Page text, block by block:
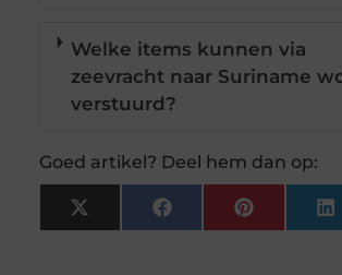
Welke items kunnen via
zeevracht naar Suriname
verstuurd?
Goed artikel? Deel hem dan op:
X
(Twitter)
FacebookPinterest